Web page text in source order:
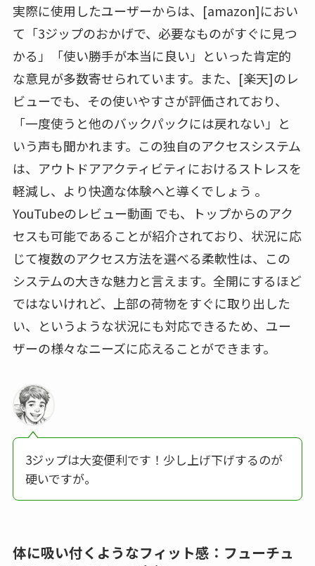
実際に使用したユーザーからは、[amazon]におい
て「3ジップのおかげで、必要なものがすぐに見つ
かる」「使い勝手が本当に良い」といった肯定的
な意見が多数寄せられています。また、[楽天]のレ
ビューでも、その使いやすさが評価されており、
「一度使うと他のバックパックには戻れない」と
いう声も聞かれます。この独自のアクセスシステム
は、アウトドアアクティビティにおけるストレスを
軽減し、より快適な体験へと導くでしょう 。
YouTubeのレビュー動画 でも、トップからのアク
セスも可能であることが紹介されており、状況に応
じて複数のアクセス方法を選べる柔軟性は、この
システムの大きな魅力と言えます。全開にするほど
ではないけれど、上部の荷物をすぐに取り出した
い、というような状況にも対応できるため、ユー
ザーの様々なニーズに応えることができます。
3ジップは大変便利です！少し上げ下げするのが
硬いですが。
体に吸い付くようなフィット感：フューチュ